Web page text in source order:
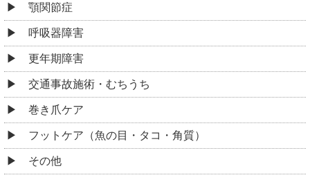
顎関節症
呼吸器障害
更年期障害
交通事故施術・むちうち
巻き爪ケア
フットケア（魚の目・タコ・角質）
その他